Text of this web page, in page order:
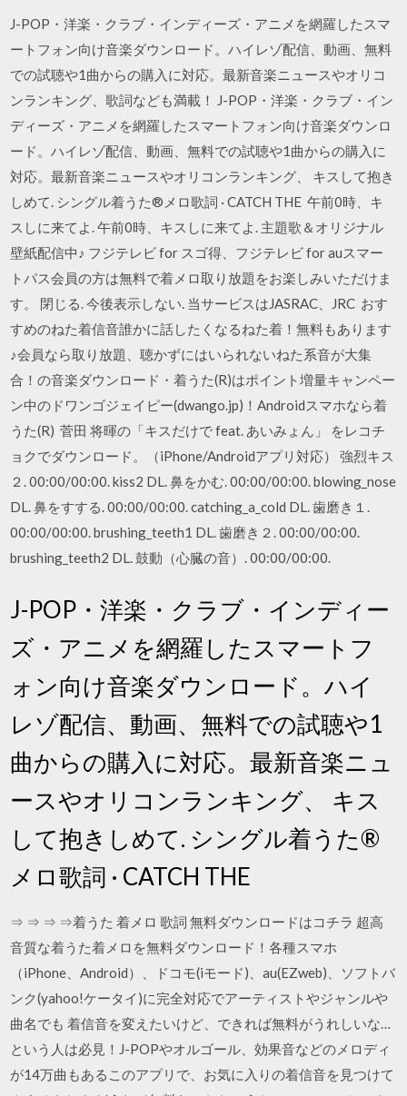
J-POP・洋楽・クラブ・インディーズ・アニメを網羅したスマ
ートフォン向け音楽ダウンロード。ハイレゾ配信、動画、無料
での試聴や1曲からの購入に対応。最新音楽ニュースやオリコ
ンランキング、歌詞なども満載！ J-POP・洋楽・クラブ・イン
ディーズ・アニメを網羅したスマートフォン向け音楽ダウンロ
ード。ハイレゾ配信、動画、無料での試聴や1曲からの購入に
対応。最新音楽ニュースやオリコンランキング、 キスして抱き
しめて. シングル着うた®メロ歌詞 · CATCH THE 午前0時、キ
スしに来てよ. 午前0時、キスしに来てよ. 主題歌＆オリジナル
壁紙配信中♪ フジテレビ for スゴ得、フジテレビ for auスマー
トパス会員の方は無料で着メロ取り放題をお楽しみいただけま
す。 閉じる. 今後表示しない. 当サービスはJASRAC、JRC おす
すめのねた着信音誰かに話したくなるねた着！無料もあります
♪会員なら取り放題、聴かずにはいられないねた系音が大集
合！の音楽ダウンロード・着うた(R)はポイント増量キャンペー
ン中のドワンゴジェイピー(dwango.jp)！Androidスマホなら着
うた(R) 菅田 将暉の「キスだけで feat. あいみょん」 をレコチ
ョクでダウンロード。（iPhone/Androidアプリ対応） 強烈キス
２. 00:00/00:00. kiss2 DL. 鼻をかむ. 00:00/00:00. blowing_nose
DL. 鼻をすする. 00:00/00:00. catching_a_cold DL. 歯磨き１.
00:00/00:00. brushing_teeth1 DL. 歯磨き２. 00:00/00:00.
brushing_teeth2 DL. 鼓動（心臓の音）. 00:00/00:00.
J-POP・洋楽・クラブ・インディー
ズ・アニメを網羅したスマートフ
ォン向け音楽ダウンロード。ハイ
レゾ配信、動画、無料での試聴や1
曲からの購入に対応。最新音楽ニュ
ースやオリコンランキング、 キス
して抱きしめて. シングル着うた®
メロ歌詞 · CATCH THE
⇒ ⇒ ⇒ ⇒着うた 着メロ 歌詞 無料ダウンロードはコチラ 超高
音質な着うた着メロを無料ダウンロード！各種スマホ
（iPhone、Android）、ドコモ(iモード)、au(EZweb)、ソフトバ
ンク(yahoo!ケータイ)に完全対応でアーティストやジャンルや
曲名でも 着信音を変えたいけど、できれば無料がうれしいな…
という人は必見！J-POPやオルゴール、効果音などのメロディ
が14万曲もあるこのアプリで、お気に入りの着信音を見つけて